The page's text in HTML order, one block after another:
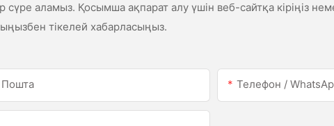
аламыз. Қосымша ақпарат алу үшін веб-сайтқа кіріңіз
тікелей хабарласыңыз.
Телефон /